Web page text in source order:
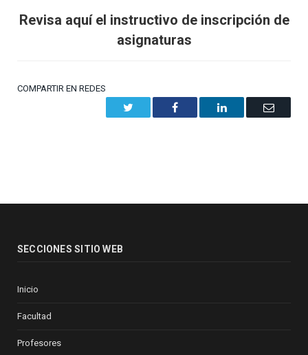
Revisa aquí el instructivo de inscripción de
asignaturas
COMPARTIR EN REDES
Facebook LinkedIn Email
SECCIONES SITIO WEB
Inicio
Facultad
Profesores